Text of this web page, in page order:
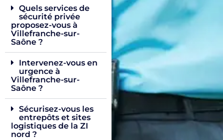
Quels services de
sécurité privée
proposez-vous à
Villefranche-sur-
Saône ?
Intervenez-vous en
urgence à
Villefranche-sur-
Saône ?
Sécurisez-vous les
entrepôts et sites
logistiques de la ZI
nord ?